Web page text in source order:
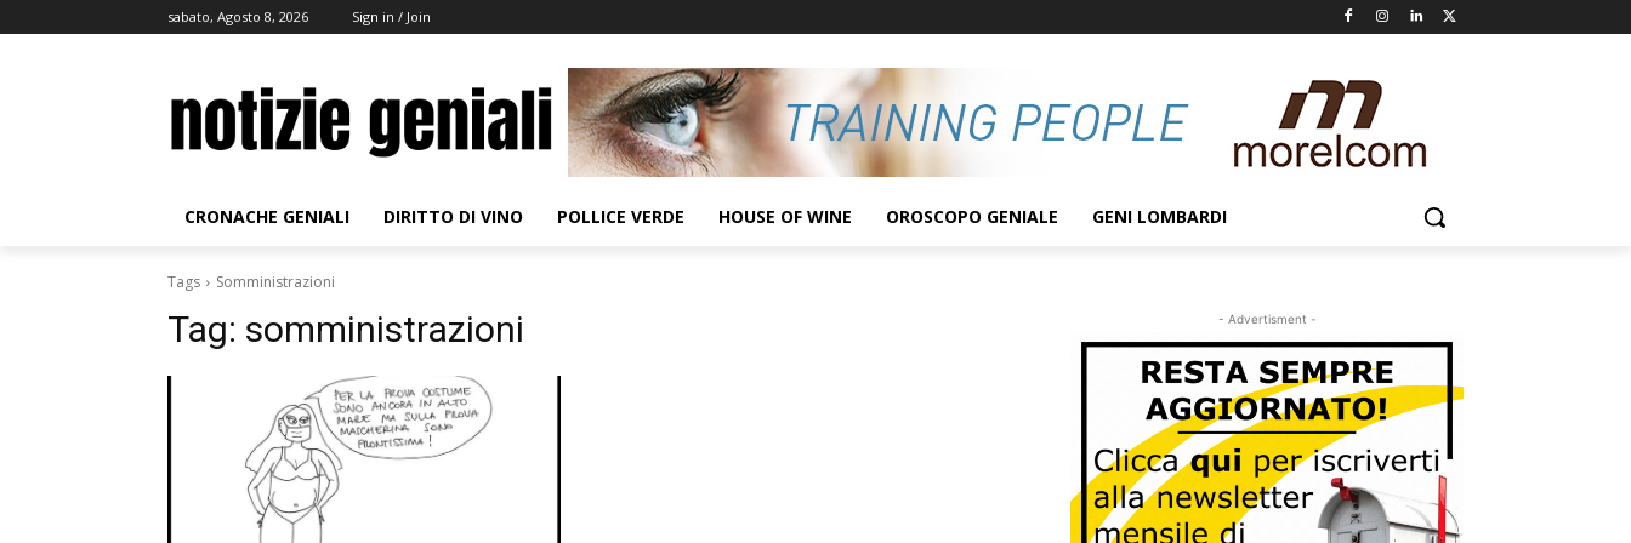
sabato, Agosto 8, 2026 Sign in / Join
CRONACHE GENIALI DIRITTO DI VINO POLLICE VERDE HOUSE OF WINE OROSCOPO GENIALE GENI LOMBARDI
Tags Somministrazioni
Tag: somministrazioni - Advertisment -